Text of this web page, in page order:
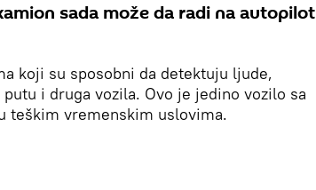
sada može da radi na autopilot
koji su sposobni da detektuju ljude,
i druga vozila. Ovo je jedino vozilo sa
teškim vremenskim uslovima.